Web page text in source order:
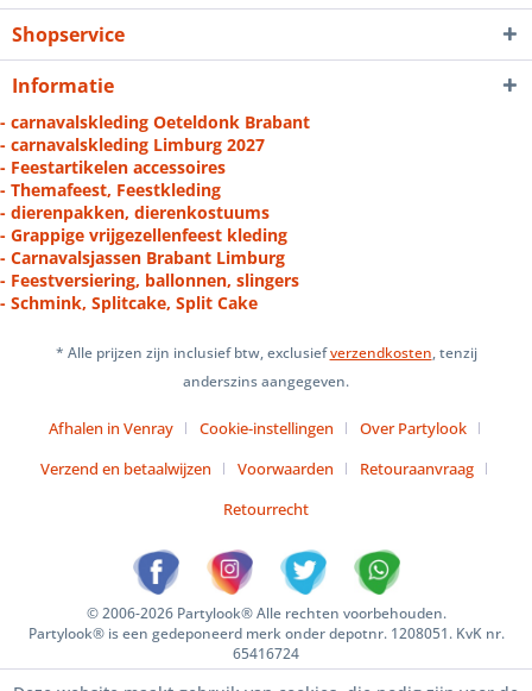
Shopservice
Informatie
- carnavalskleding Oeteldonk Brabant
- carnavalskleding Limburg 2027
- Feestartikelen accessoires
- Themafeest, Feestkleding
- dierenpakken, dierenkostuums
- Grappige vrijgezellenfeest kleding
- Carnavalsjassen Brabant Limburg
- Feestversiering, ballonnen, slingers
- Schmink, Splitcake, Split Cake
* Alle prijzen zijn inclusief btw, exclusiefverzendkosten, tenzij
anderszins aangegeven.
Afhalen in Venray Cookie-instellingen
Over Partylook
Verzend en betaalwijzen
Voorwaarden
Retouraanvraag
Retourrecht
© 2006-2026 Partylook® Alle rechten voorbehouden.
Partylook® is een gedeponeerd merk onder depotnr. 1208051. KvK nr.
65416724